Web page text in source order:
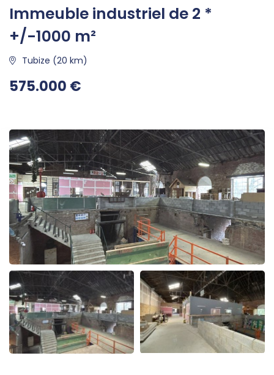
Immeuble industriel de 2 *
+/-1000 m²
Tubize (20 km)
575.000 €